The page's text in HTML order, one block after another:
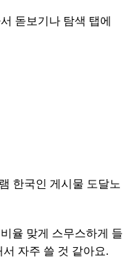
돋보기나 탐색 탭에
한국인 게시물 도달노
율 맞게 스무스하게 들
자주 쓸 것 같아요.